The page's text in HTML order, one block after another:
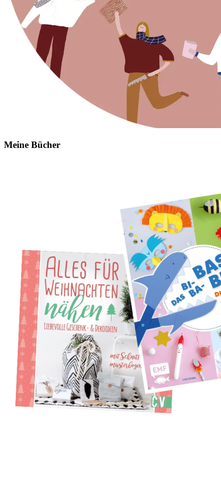
Meine Bücher